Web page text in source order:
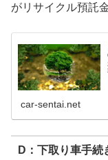
がリサイクル預託
car-sentai.net
D：下取り車手続